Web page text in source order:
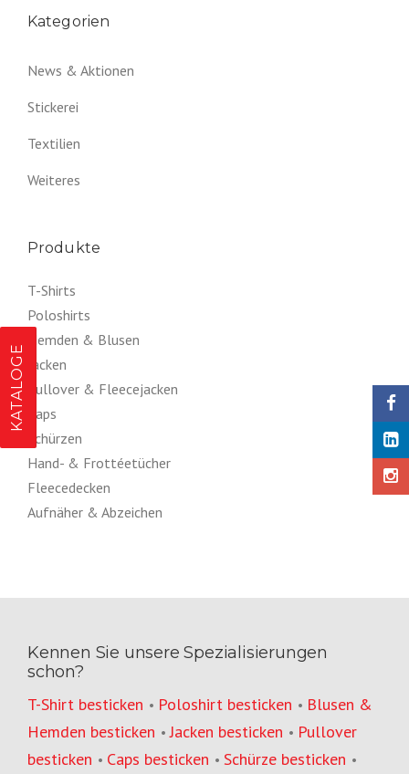
Kategorien
News & Aktionen
Stickerei
Textilien
Weiteres
Produkte
T-Shirts
Poloshirts
Hemden & Blusen
Jacken
Pullover & Fleecejacken
Caps
Schürzen
Hand- & Frottéetücher
Fleecedecken
Aufnäher & Abzeichen
KATALOGE
Kennen Sie unsere Spezialisierungen
schon?
T-Shirt besticken • Poloshirt besticken • Blusen &
Hemden besticken •Jacken besticken • Pullover
besticken • Caps besticken • Schürze besticken •